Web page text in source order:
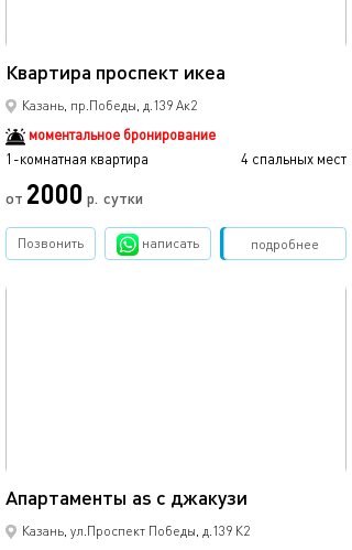
Квартира проспект икеа
Казань, пр.Победы, д.139 Ак2
моментальное бронирование
1-комнатная квартира
4 спальных мест
от 2000 р. сутки
подробнее
Позвонить написать Забронировать
Апартаменты as с джакузи
Казань, ул.Проспект Победы, д.139 К2